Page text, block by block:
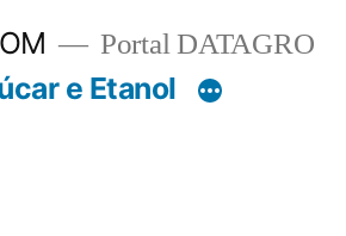
Portal DATAGRO
e Etanol